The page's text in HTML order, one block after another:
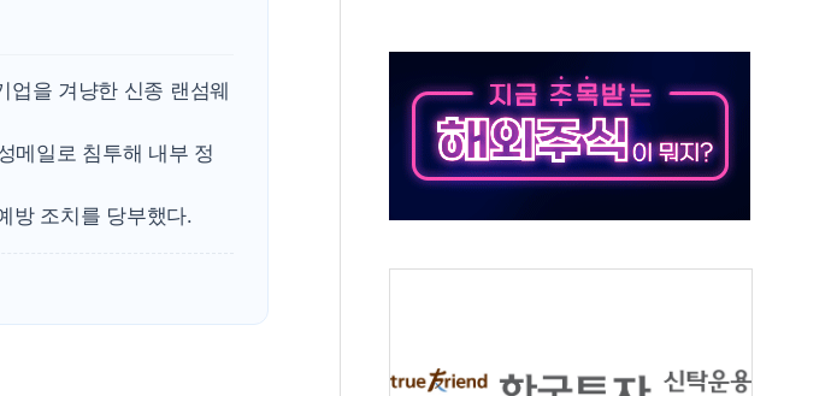
남 태양광, 대한민국 다음 100년 밑거름…수도권 집중 완화 전환점"
통령, '6시간 마라톤 부동산 2차 회의' 주재… "전폭적 공급 확대·속도전 총력"
, 中 겨냥 폴리실리콘 관세 15% 부과…美 태양광주 급등
이어 "이란 최고지도자 위독…곧 사망해도 놀랍지 않아"
발전, 해남군에 국내 최대 규모 400MW 태양광 착공…여의도 1.6배 규모
업을 겨냥한 신종 랜섬웨
메일로 침투해 내부 정
방 조치를 당부했다.